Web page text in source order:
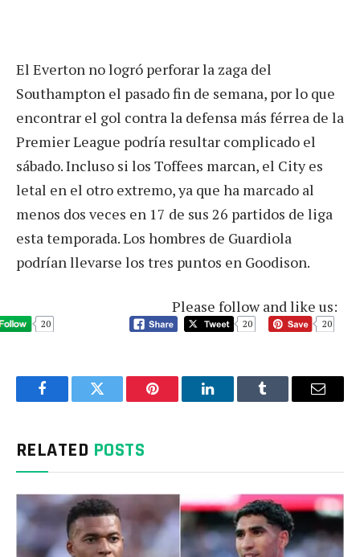
El Everton no logró perforar la zaga del
Southampton el pasado fin de semana, por lo que
encontrar el gol contra la defensa más férrea de la
Premier League podría resultar complicado el
sábado. Incluso si los Toffees marcan, el City es
letal en el otro extremo, ya que ha marcado al
menos dos veces en 17 de sus 26 partidos de liga
esta temporada. Los hombres de Guardiola
podrían llevarse los tres puntos en Goodison.
Please follow and like us:
20 20 20
FacebookTwitter Pinterest LinkedInTumblr Email
RELATED POSTS